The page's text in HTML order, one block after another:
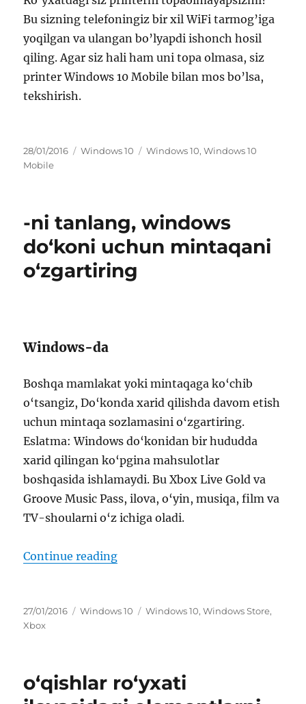
Bu sizning telefoningiz bir xil WiFi tarmog’iga
yoqilgan va ulangan bo’lyapdi ishonch hosil
qiling. Agar siz hali ham uni topa olmasa, siz
printer Windows 10 Mobile bilan mos bo’lsa,
tekshirish.
Posted
on
28/01/2016 Categories
Windows 10 Tags
Windows 10,Windows 10
Mobile
-ni tanlang, windows
do‘koni uchun mintaqani
o‘zgartiring
Windows-da
Boshqa mamlakat yoki mintaqaga ko‘chib
o‘tsangiz, Do‘konda xarid qilishda davom etish
uchun mintaqa sozlamasini o‘zgartiring.
Eslatma: Windows do‘konidan bir hududda
xarid qilingan ko‘pgina mahsulotlar
boshqasida ishlamaydi. Bu Xbox Live Gold va
Groove Music Pass, ilova, o‘yin, musiqa, film va
TV-shoularni o‘z ichiga oladi.
Continue reading“-ni tanlang, windows do‘koni
Posted
on
27/01/2016 Categories
Windows 10 Tags
Windows 10,Windows Store,
Xbox
o‘qishlar ro‘yxati